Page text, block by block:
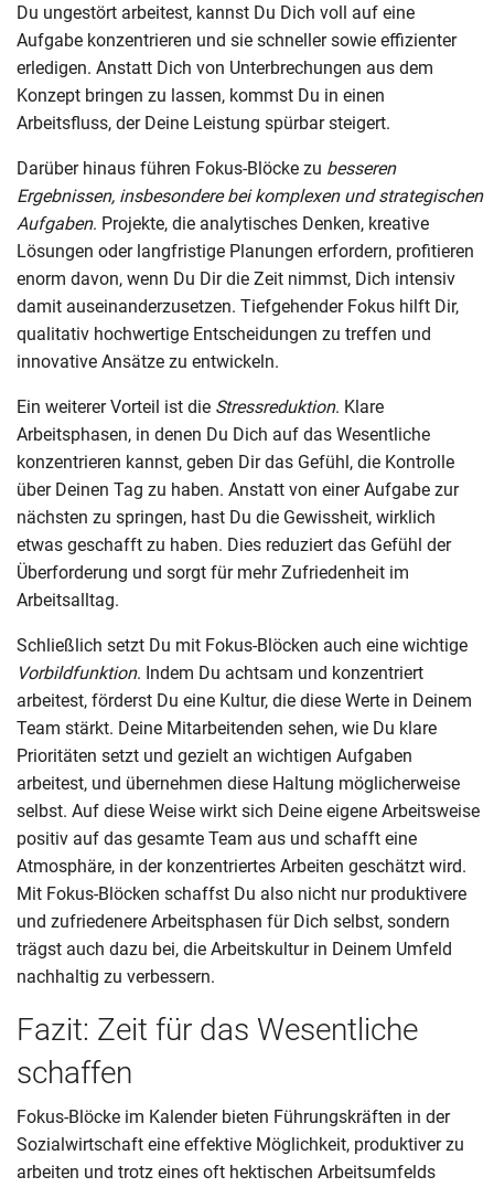
Du ungestört arbeitest, kannst Du Dich voll auf eine
Aufgabe konzentrieren und sie schneller sowie effizienter
erledigen. Anstatt Dich von Unterbrechungen aus dem
Konzept bringen zu lassen, kommst Du in einen
Arbeitsfluss, der Deine Leistung spürbar steigert.
Darüber hinaus führen Fokus-Blöcke zu besseren
Ergebnissen, insbesondere bei komplexen und strategischen
Aufgaben. Projekte, die analytisches Denken, kreative
Lösungen oder langfristige Planungen erfordern, profitieren
enorm davon, wenn Du Dir die Zeit nimmst, Dich intensiv
damit auseinanderzusetzen. Tiefgehender Fokus hilft Dir,
qualitativ hochwertige Entscheidungen zu treffen und
innovative Ansätze zu entwickeln.
Ein weiterer Vorteil ist die Stressreduktion. Klare
Arbeitsphasen, in denen Du Dich auf das Wesentliche
konzentrieren kannst, geben Dir das Gefühl, die Kontrolle
über Deinen Tag zu haben. Anstatt von einer Aufgabe zur
nächsten zu springen, hast Du die Gewissheit, wirklich
etwas geschafft zu haben. Dies reduziert das Gefühl der
Überforderung und sorgt für mehr Zufriedenheit im
Arbeitsalltag.
Schließlich setzt Du mit Fokus-Blöcken auch eine wichtige
Vorbildfunktion. Indem Du achtsam und konzentriert
arbeitest, förderst Du eine Kultur, die diese Werte in Deinem
Team stärkt. Deine Mitarbeitenden sehen, wie Du klare
Prioritäten setzt und gezielt an wichtigen Aufgaben
arbeitest, und übernehmen diese Haltung möglicherweise
selbst. Auf diese Weise wirkt sich Deine eigene Arbeitsweise
positiv auf das gesamte Team aus und schafft eine
Atmosphäre, in der konzentriertes Arbeiten geschätzt wird.
Mit Fokus-Blöcken schaffst Du also nicht nur produktivere
und zufriedenere Arbeitsphasen für Dich selbst, sondern
trägst auch dazu bei, die Arbeitskultur in Deinem Umfeld
nachhaltig zu verbessern.
Fazit: Zeit für das Wesentliche
schaffen
Fokus-Blöcke im Kalender bieten Führungskräften in der
Sozialwirtschaft eine effektive Möglichkeit, produktiver zu
arbeiten und trotz eines oft hektischen Arbeitsumfelds